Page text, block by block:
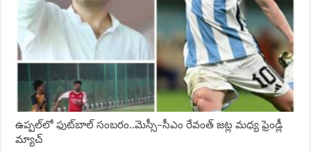
ఉప్పల్‌లో ఫుట్‌బాల్‌ సంబరం..మెస్సీ–సీఎం రేవంత్‌ జట్ల మధ్య ఫ్రెండ్లీ
మ్యాచ్